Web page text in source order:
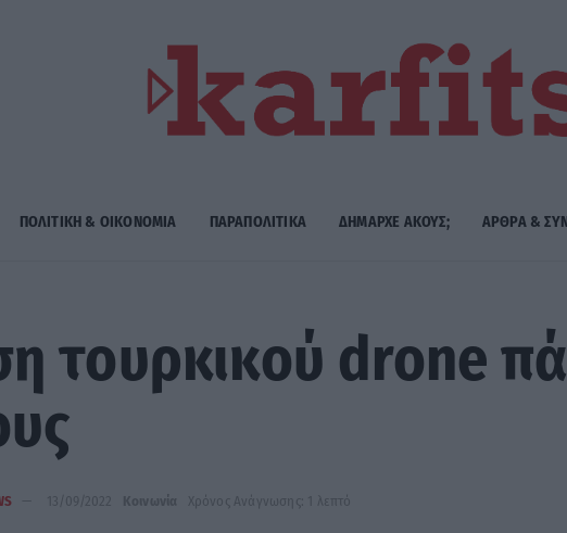
ΠΟΛΙΤΙΚΗ & ΟΙΚΟΝΟΜΙΑ ΠΑΡΑΠΟΛΙΤΙΚΑ ΔΗΜΑΡΧE ΑΚΟΥΣ; ΑΡΘΡΑ &
τουρκικού drone
13/09/2022 Κοινωνία Χρόνος Ανάγνωσης: 1 λεπτό